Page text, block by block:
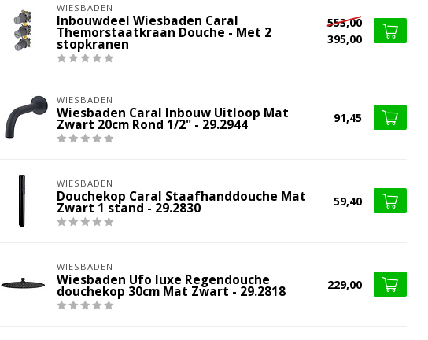
WIESBADEN
Inbouwdeel Wiesbaden Caral
Themorstaatkraan Douche - Met 2
stopkranen
553,00
395,00
WIESBADEN
Wiesbaden Caral Inbouw Uitloop Mat
Zwart 20cm Rond 1/2" - 29.2944 91,45
WIESBADEN
Douchekop Caral Staafhanddouche Mat
Zwart 1 stand - 29.2830 59,40
WIESBADEN
Wiesbaden Ufo luxe Regendouche
douchekop 30cm Mat Zwart - 29.2818 229,00